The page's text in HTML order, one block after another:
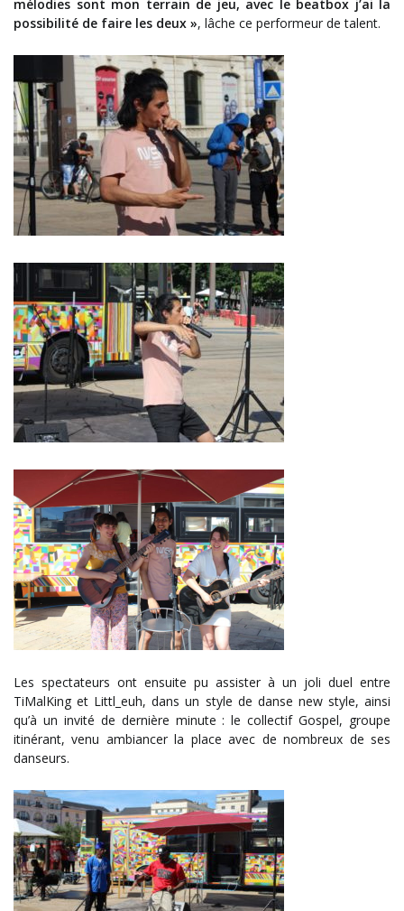
mélodies sont mon terrain de jeu, avec le beatbox j’ai la
possibilité de faire les deux », lâche ce performeur de talent.
Les spectateurs ont ensuite pu assister à un joli duel entre
TiMalKing et Littl_euh, dans un style de danse new style, ainsi
qu’à un invité de dernière minute : le collectif Gospel, groupe
itinérant, venu ambiancer la place avec de nombreux de ses
danseurs.